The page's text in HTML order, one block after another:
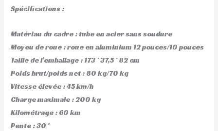
Spécifications :
Matériau du cadre : tube en acier sans soudure
Moyeu de roue : roue en aluminium 12 pouces/10 pouces
Taille de l’emballage : 173 * 37,5 * 82 cm
Poids brut/poids net : 80 kg/70 kg
Vitesse élevée : 45 km/h
Charge maximale : 200 kg
Kilométrage : 60 km
Pente : 30 °